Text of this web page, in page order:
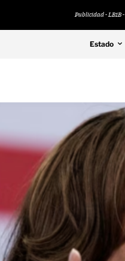
Publicidad - LB1B -
Estado